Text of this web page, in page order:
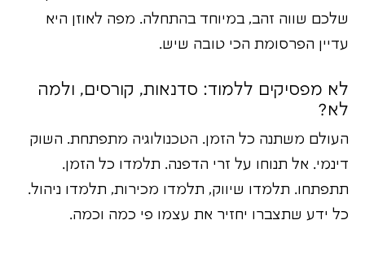
שלכם שווה זהב, במיוחד בהתחלה. מפה לאוזן היא
עדיין הפרסומת הכי טובה שיש.
לא מפסיקים ללמוד: סדנאות, קורסים, ולמה
לא?
העולם משתנה כל הזמן. הטכנולוגיה מתפתחת. השוק
דינמי. אל תנוחו על זרי הדפנה. תלמדו כל הזמן.
תתפתחו. תלמדו שיווק, תלמדו מכירות, תלמדו ניהול.
כל ידע שתצברו יחזיר את עצמו פי כמה וכמה.